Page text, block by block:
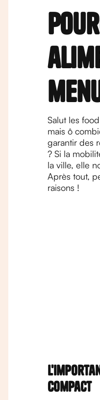
Salut les
mais ô
garantir des
? Si la
la ville, elle
Après tout,
raisons !
compact